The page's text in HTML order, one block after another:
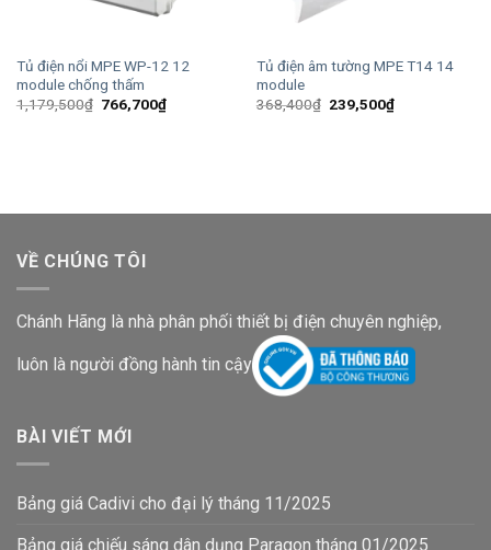
Tủ điện nổi MPE WP-12 12
module chống thấm
1,179,500₫ Giá
766,700₫Giá
hiện
Tủ điện âm tường MPE T14 14
module
368,400₫ Giá
239,500₫Giá
hiện
VỀ CHÚNG TÔI
Chánh Hãng là nhà phân phối thiết bị điện chuyên nghiệp,
luôn là người đồng hành tin cậy
BÀI VIẾT MỚI
Bảng giá Cadivi cho đại lý tháng 11/2025
Bảng giá chiếu sáng dân dụng Paragon tháng 01/2025